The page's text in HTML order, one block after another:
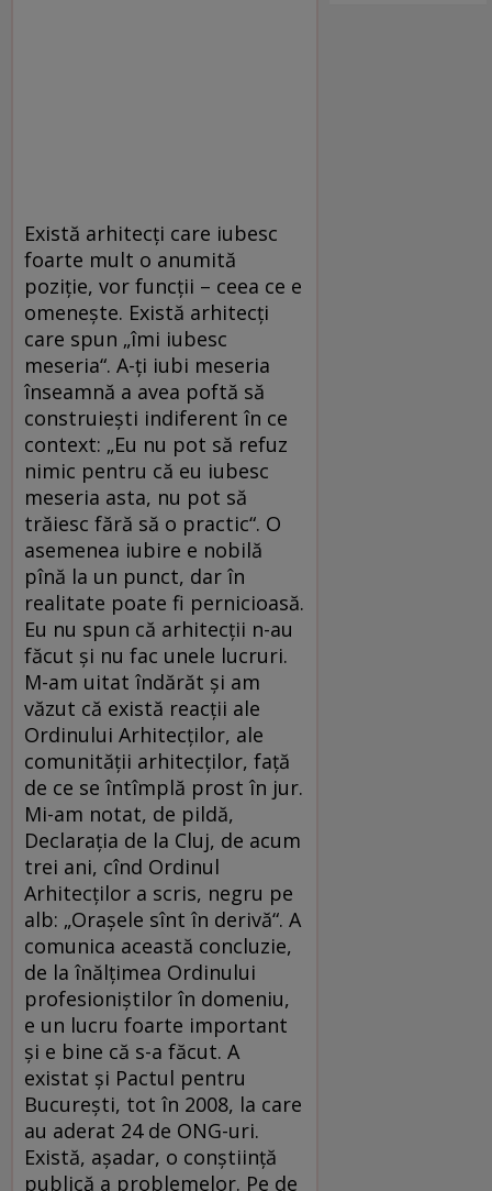
Există arhitecţi care iubesc
foarte mult o anumită
poziţie, vor funcţii – ceea ce e
omeneşte. Există arhitecţi
care spun „îmi iubesc
meseria“. A-ţi iubi meseria
înseamnă a avea poftă să
construieşti indiferent în ce
context: „Eu nu pot să refuz
nimic pentru că eu iubesc
meseria asta, nu pot să
trăiesc fără să o practic“. O
asemenea iubire e nobilă
pînă la un punct, dar în
realitate poate fi pernicioasă.
Eu nu spun că arhitecţii n-au
făcut şi nu fac unele lucruri.
M-am uitat îndărăt şi am
văzut că există reacţii ale
Ordinului Arhitecţilor, ale
comunităţii arhitecţilor, faţă
de ce se întîmplă prost în jur.
Mi-am notat, de pildă,
Declaraţia de la Cluj, de acum
trei ani, cînd Ordinul
Arhitecţilor a scris, negru pe
alb: „Oraşele sînt în derivă“. A
comunica această concluzie,
de la înălţimea Ordinului
profesioniştilor în domeniu,
e un lucru foarte important
şi e bine că s-a făcut. A
existat şi Pactul pentru
Bucureşti, tot în 2008, la care
au aderat 24 de ONG-uri.
Există, aşadar, o conştiinţă
publică a problemelor. Pe de